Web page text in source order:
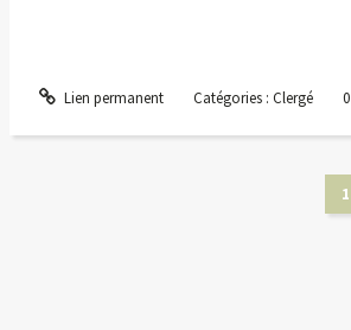
Lien permanent Catégories : Clergé 0
1